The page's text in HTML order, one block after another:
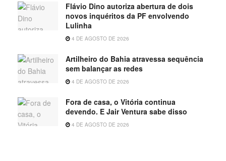
Flávio Dino autoriza abertura de dois
novos inquéritos da PF envolvendo
Lulinha
4 DE AGOSTO DE 2026
Artilheiro do Bahia atravessa sequência
sem balançar as redes
4 DE AGOSTO DE 2026
Fora de casa, o Vitória continua
devendo. E Jair Ventura sabe disso
4 DE AGOSTO DE 2026